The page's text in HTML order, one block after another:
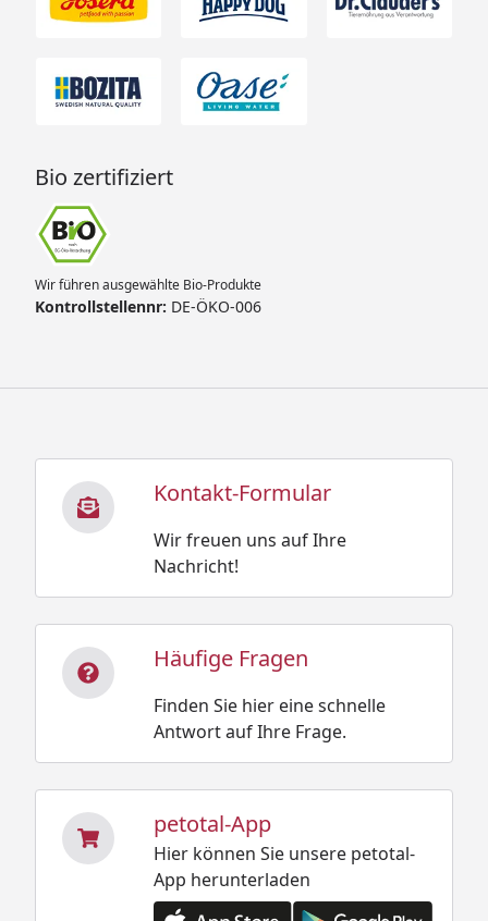
Bio zertifiziert
Wir führen ausgewählte Bio-Produkte
Kontrollstellennr: DE-ÖKO-006
Kontakt-Formular
Wir freuen uns auf Ihre
Nachricht!
Häufige Fragen
Finden Sie hier eine schnelle
Antwort auf Ihre Frage.
petotal-App
Hier können Sie unsere petotal-
App herunterladen